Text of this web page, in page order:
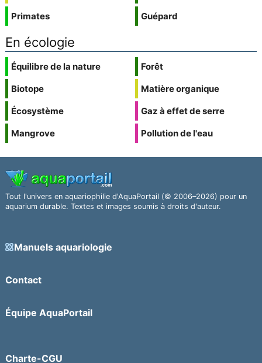
Primates
Guépard
En écologie
Équilibre de la nature
Biotope
Écosystème
Mangrove
Forêt
Matière organique
Gaz à effet de serre
Pollution de l'eau
Tout l'univers en aquariophilie d'AquaPortail (© 2006–2026) pour un
aquarium durable. Textes et images soumis à droits d'auteur.
Manuels aquariologie
Contact
Équipe AquaPortail
Charte-CGU